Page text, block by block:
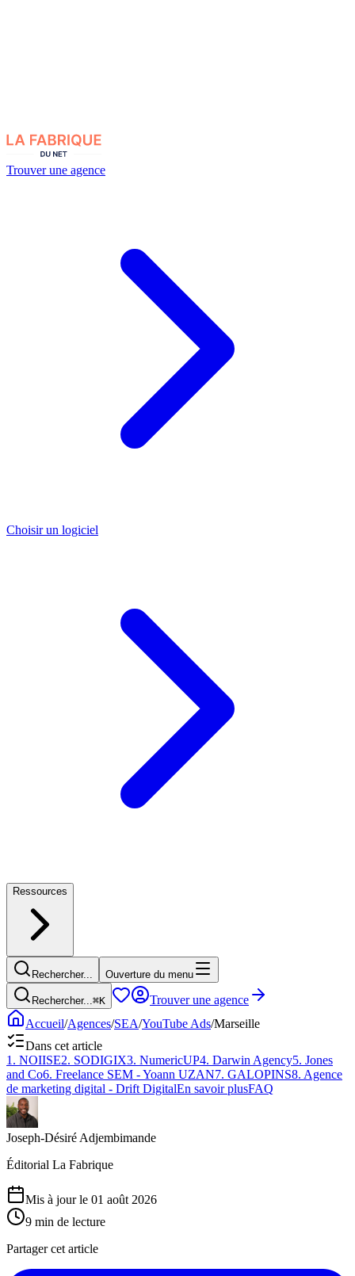
Trouver une agence
Choisir un logiciel
Ressources
Rechercher... Ouverture du menu
Rechercher...⌘K
Trouver une agence
Accueil/Agences/SEA/YouTube Ads/Marseille
Dans cet article
1 . NOIISE2. SODIGIX3. NumericUP4. Darwin Agency5. Jones
and Co6. Freelance SEM - Yoann UZAN7. GALOPINS8. Agence
de marketing digital - Drift DigitalEn savoir plusFAQ
Joseph-Désiré Adjembimande
Éditorial La Fabrique
Mis à jour le 01 août 2026
9 min de lecture
Partager cet article